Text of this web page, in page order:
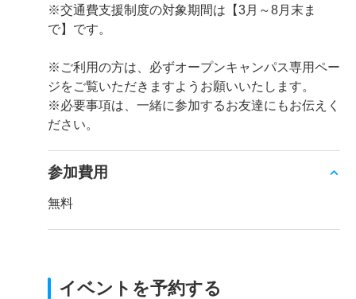
※交通費支援制度の対象期間は【3月～8月末ま
で】です。
※ご利用の方は、必ずオープンキャンパス専用ペー
ジをご覧いただきますようお願いいたします。
※必要事項は、一緒に参加するお友達にもお伝えく
ださい。
参加費用
無料
イベントを予約する